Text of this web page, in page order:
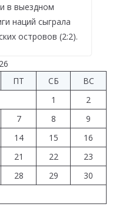
в выездном
наций сыграла
островов (2:2).
ПТ СБ
ВС
1
2
7 8
9
14 15
16
21 22
23
28 29
30